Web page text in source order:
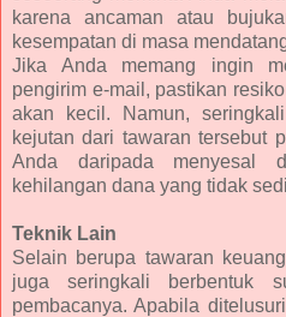
karena ancaman atau
kesempatan di masa
Jika Anda memang ingin
pengirim e-mail, pastikan
akan kecil. Namun,
kejutan dari tawaran tersebut
Anda daripada menyesal
kehilangan dana yang tidak
Teknik Lain
Selain berupa tawaran
juga seringkali berbentuk
pembacanya. Apabila